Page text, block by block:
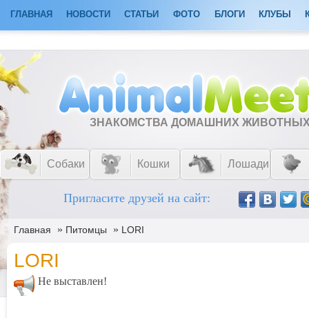
ГЛАВНАЯ НОВОСТИ СТАТЬИ ФОТО БЛОГИ КЛУБЫ
ЗНАКОМСТВА ДОМАШНИХ
Собаки Кошки Лошади
Пригласите друзей на сайт:
Главная » Питомцы » LORI
LORI
Не выставлен!